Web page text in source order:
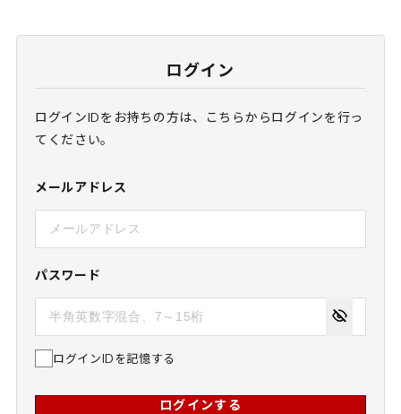
ログイン
ログインIDをお持ちの方は、こちらからログインを行っ
てください。
メールアドレス
パスワード
ログインIDを記憶する
ログインする